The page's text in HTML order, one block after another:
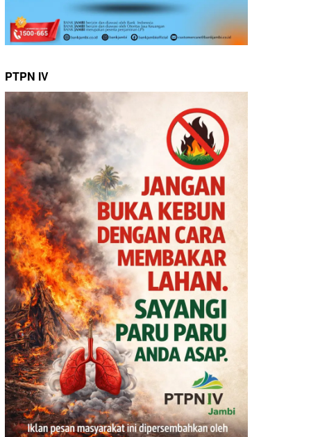
PTPN IV